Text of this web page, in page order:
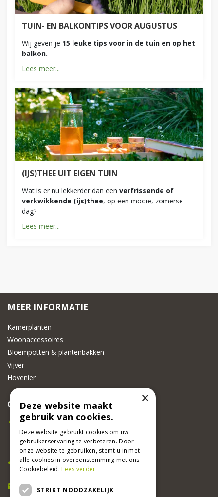
TUIN- EN BALKONTIPS VOOR AUGUSTUS
Wij geven je 15 leuke tips voor in de tuin en op het
balkon.
Lees meer...
(IJS)THEE UIT EIGEN TUIN
Wat is er nu lekkerder dan een verfrissende of
verkwikkende (ijs)thee, op een mooie, zomerse
dag?
Lees meer...
MEER INFORMATIE
Kamerplanten
Woonaccessoires
Bloempotten & plantenbakken
Vijver
Hovenier
CONTACT
Beeker Tuincentrum
Adsteeg 31
6191 PW Beek
Bel ons
046 437 2881
E-mail
×
Deze website maakt
gebruik van cookies.
Deze website gebruikt cookies om uw
gebruikerservaring te verbeteren. Door
onze website te gebruiken, stemt u in met
alle cookies in overeenstemming met ons
Cookiebeleid.Lees verder
STRIKT NOODZAKELIJK